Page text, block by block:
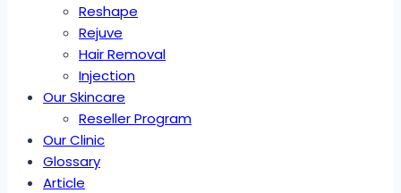
Reshape
Rejuve
Hair Removal
Injection
Our Skincare
Reseller Program
Our Clinic
Glossary
Article